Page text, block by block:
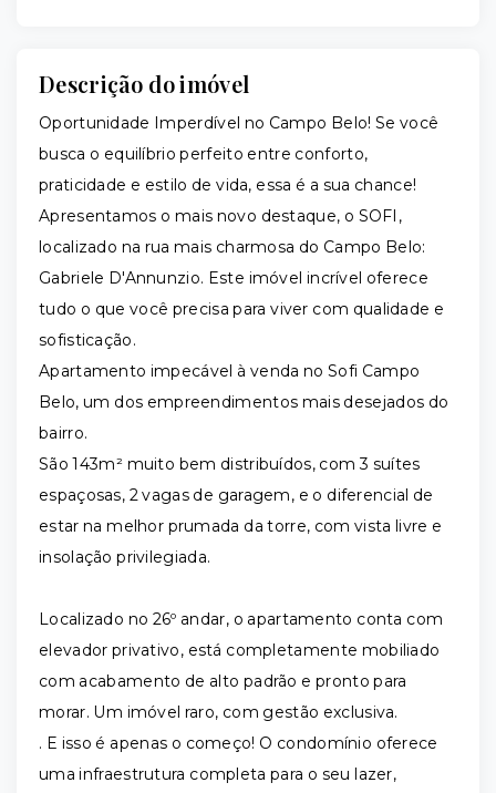
Descrição do imóvel
Oportunidade Imperdível no Campo Belo! Se você
busca o equilíbrio perfeito entre conforto,
praticidade e estilo de vida, essa é a sua chance!
Apresentamos o mais novo destaque, o SOFI,
localizado na rua mais charmosa do Campo Belo:
Gabriele D'Annunzio. Este imóvel incrível oferece
tudo o que você precisa para viver com qualidade e
sofisticação.
Apartamento impecável à venda no Sofi Campo
Belo, um dos empreendimentos mais desejados do
bairro.
São 143m² muito bem distribuídos, com 3 suítes
espaçosas, 2 vagas de garagem, e o diferencial de
estar na melhor prumada da torre, com vista livre e
insolação privilegiada.
Localizado no 26º andar, o apartamento conta com
elevador privativo, está completamente mobiliado
com acabamento de alto padrão e pronto para
morar. Um imóvel raro, com gestão exclusiva.
. E isso é apenas o começo! O condomínio oferece
uma infraestrutura completa para o seu lazer,